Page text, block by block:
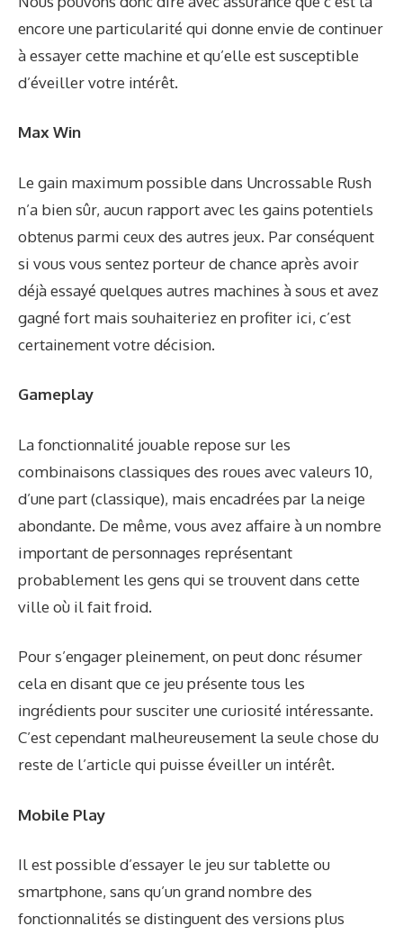
encore une particularité qui donne envie de continuer
à essayer cette machine et qu’elle est susceptible
d’éveiller votre intérêt.
Max Win
Le gain maximum possible dans Uncrossable Rush
n’a bien sûr, aucun rapport avec les gains potentiels
obtenus parmi ceux des autres jeux. Par conséquent
si vous vous sentez porteur de chance après avoir
déjà essayé quelques autres machines à sous et avez
gagné fort mais souhaiteriez en profiter ici, c’est
certainement votre décision.
Gameplay
La fonctionnalité jouable repose sur les
combinaisons classiques des roues avec valeurs 10,
d’une part (classique), mais encadrées par la neige
abondante. De même, vous avez affaire à un nombre
important de personnages représentant
probablement les gens qui se trouvent dans cette
ville où il fait froid.
Pour s’engager pleinement, on peut donc résumer
cela en disant que ce jeu présente tous les
ingrédients pour susciter une curiosité intéressante.
C’est cependant malheureusement la seule chose du
reste de l’article qui puisse éveiller un intérêt.
Mobile Play
Il est possible d’essayer le jeu sur tablette ou
smartphone, sans qu’un grand nombre des
fonctionnalités se distinguent des versions plus